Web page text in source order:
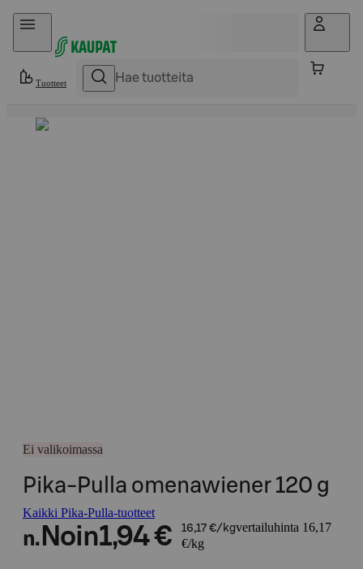
Hyppää sisältöön
Tuotteet
Ei valikoimassa
Pika-Pulla omenawiener 120 g
Kaikki Pika-Pulla-tuotteet
n. Noin1,94 € 16,17 €/kgvertailuhinta 16,17
€/kg